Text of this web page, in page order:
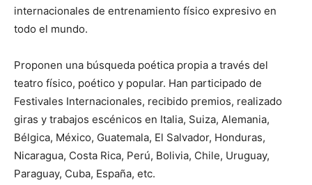
internacionales de entrenamiento físico expresivo en
todo el mundo.
Proponen una búsqueda poética propia a través del
teatro físico, poético y popular. Han participado de
Festivales Internacionales, recibido premios, realizado
giras y trabajos escénicos en Italia, Suiza, Alemania,
Bélgica, México, Guatemala, El Salvador, Honduras,
Nicaragua, Costa Rica, Perú, Bolivia, Chile, Uruguay,
Paraguay, Cuba, España, etc.